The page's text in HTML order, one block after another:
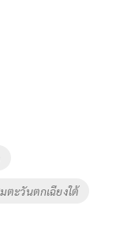
ตะวันตกเฉียงใต้